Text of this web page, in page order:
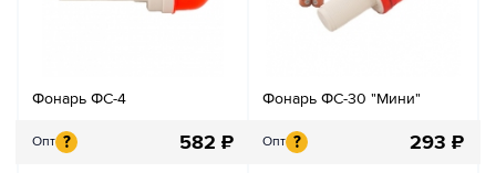
Фонарь ФС-4
Опт ? 582 ₽
Фонарь ФС-30 "Мини"
Опт ? 293 ₽